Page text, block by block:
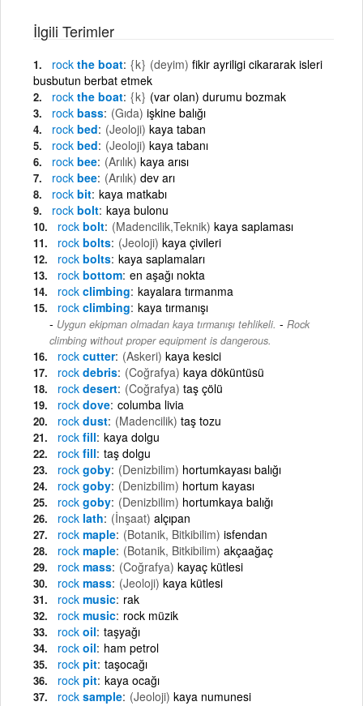
İlgili Terimler
rock the boat {k} (deyim) fikir ayriligi cikararak isleri
busbutun berbat etmek
rock the boat {k} (var olan) durumu bozmak
rock bass (Gıda) işkine balığı
rock bed (Jeoloji) kaya taban
rock bed (Jeoloji) kaya tabanı
rock bee (Arılık) kaya arısı
rock bee (Arılık) dev arı
rock bit kaya matkabı
rock bolt kaya bulonu
rock bolt (Madencilik,Teknik) kaya saplaması
rock bolts (Jeoloji) kaya çivileri
rock bolts kaya saplamaları
rock bottom en aşağı nokta
rock climbing kayalara tırmanma
rock climbing kaya tırmanışı
Uygun ekipman olmadan kaya tırmanışı tehlikeli. - Rock
climbing without proper equipment is dangerous.
rock cutter (Askeri) kaya kesici
rock debris (Coğrafya) kaya döküntüsü
rock desert (Coğrafya) taş çölü
rock dove columba livia
rock dust (Madencilik) taş tozu
rock fill kaya dolgu
rock fill taş dolgu
rock goby (Denizbilim) hortumkayası balığı
rock goby (Denizbilim) hortum kayası
rock goby (Denizbilim) hortumkaya balığı
rock lath (İnşaat) alçıpan
rock maple (Botanik, Bitkibilim) isfendan
rock maple (Botanik, Bitkibilim) akçaağaç
rock mass (Coğrafya) kayaç kütlesi
rock mass (Jeoloji) kaya kütlesi
rock music rak
rock music rock müzik
rock oil taşyağı
rock oil ham petrol
rock pit taşocağı
rock pit kaya ocağı
rock sample (Jeoloji) kaya numunesi